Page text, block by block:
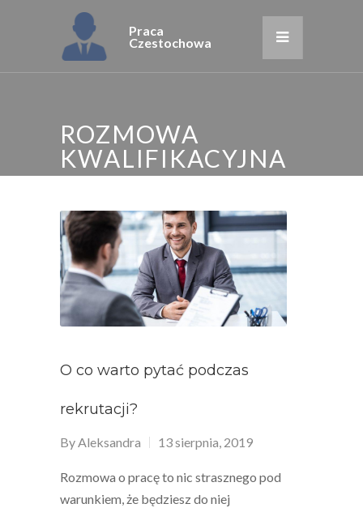
Praca
Czestochowa
ROZMOWA
KWALIFIKACYJNA
O co warto pytać podczas
rekrutacji?
ByAleksandra 13 sierpnia, 2019
Rozmowa o pracę to nic strasznego pod
warunkiem, że będziesz do niej